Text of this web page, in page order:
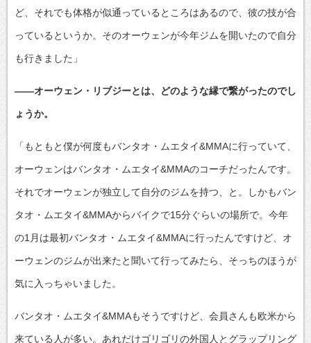
ど、それでも体格が似通っているところはあるので、彼の技が合
っているというか。そのオーウェンが今年ジムを開いたので自分
も行きました」
――オーウェン・リブジーとは、どのような縁で繋がったのでし
ょうか。
「もともと僕が何度もバンタオ・ムエタイ&MMAに行っていて、
オーウェンはバンタオ・ムエタイ&MMAのコーチだったんです。
それでオーウェンが独立して自分のジムを持つ、と。しかもバン
タオ・ムエタイ&MMAからバイクで15分ぐらいの場所で。今年
の1月は最初バンタオ・ムエタイ&MMAに行ったんですけど、オ
ーウェンのジムが出来たと聞いて行ってみたら、そっちのほうが
気に入っちゃいました。
バンタオ・ムエタイ&MMAもそうですけど、会員さんも欧米から
来ている人が多い。あれだけゴリゴリの外国人とグラップリング